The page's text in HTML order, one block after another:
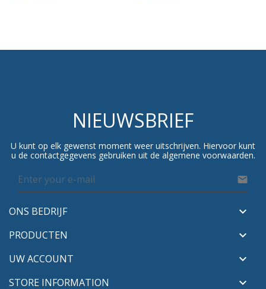
NIEUWSBRIEF
U kunt op elk gewenst moment weer uitschrijven. Hiervoor kunt
u de contactgegevens gebruiken uit de algemene voorwaarden.

ONS BEDRIJF 
PRODUCTEN 
UW ACCOUNT 
STORE INFORMATION 